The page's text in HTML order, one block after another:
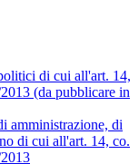
di cui all'art. 14,
(da pubblicare in
amministrazione, di
di cui all'art. 14, co.